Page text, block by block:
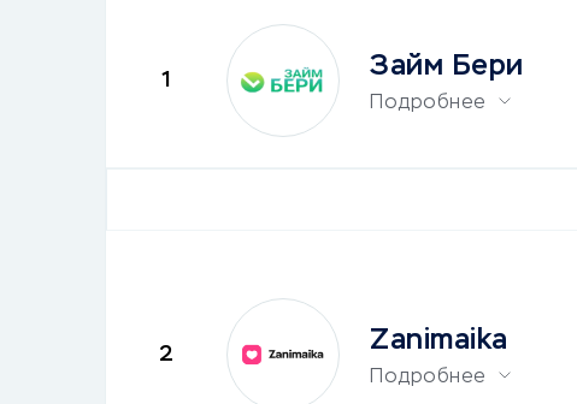
1 Займ Бери
Подробнее
2 Zanimaika
Подробнее